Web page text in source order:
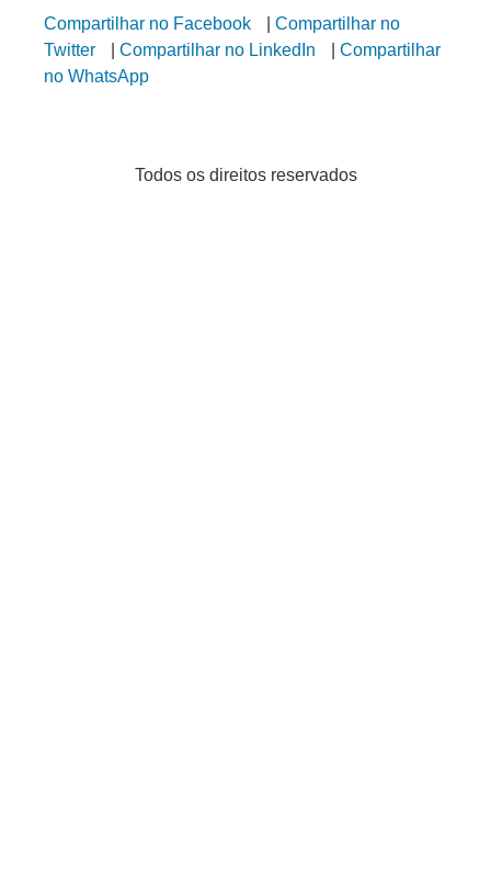
Compartilhar no Facebook | Compartilhar no
Twitter
| Compartilhar no LinkedIn | Compartilhar
no WhatsApp
Todos os direitos reservados